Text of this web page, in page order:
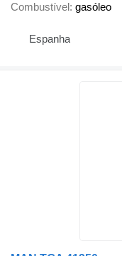
Combustível gasóleo
Espanha